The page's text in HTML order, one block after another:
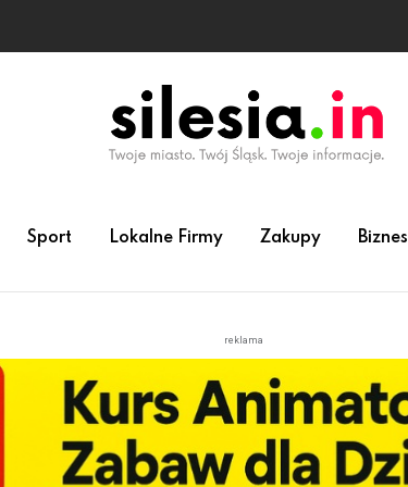
Sport Lokalne Firmy Zakupy Biznes
reklama